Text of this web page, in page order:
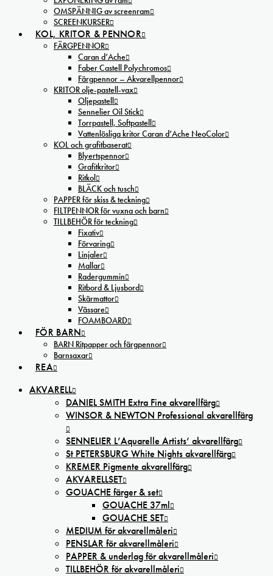
OMSPÄNNIG av screenram
SCREENKURSER
KOL, KRITOR & PENNOR
FÄRGPENNOR
Caran d’Ache
Faber Castell Polychromos
Färgpennor – Akvarellpennor
KRITOR olje-pastell-vax
Oljepastell
Sennelier Oil Stick
Torrpastell, Softpastell
Vattenlösliga kritor Caran d’Ache NeoColor
KOL och grafitbaserat
Blyertspennor
Grafitkritor
Ritkol
BLÄCK och tusch
PAPPER för skiss & teckning
FILTPENNOR för vuxna och barn
TILLBEHÖR för teckning
Fixativ
Förvaring
Linjaler
Mallar
Radergummin
Ritbord & Ljusbord
Skärmattor
Vässare
FOAMBOARD
FÖR BARN
BARN Ritpapper och färgpennor
Barnsaxar
REA
AKVARELL
DANIEL SMITH Extra Fine akvarellfärg
WINSOR & NEWTON Professional akvarellfärg
SENNELIER L’Aquarelle Artists’ akvarellfärg
St PETERSBURG White Nights akvarellfärg
KREMER Pigmente akvarellfärg
AKVARELLSET
GOUACHE färger & set
GOUACHE 37ml
GOUACHE SET
MEDIUM för akvarellmåleri
PENSLAR för akvarellmåleri
PAPPER & underlag för akvarellmåleri
TILLBEHÖR för akvarellmåleri